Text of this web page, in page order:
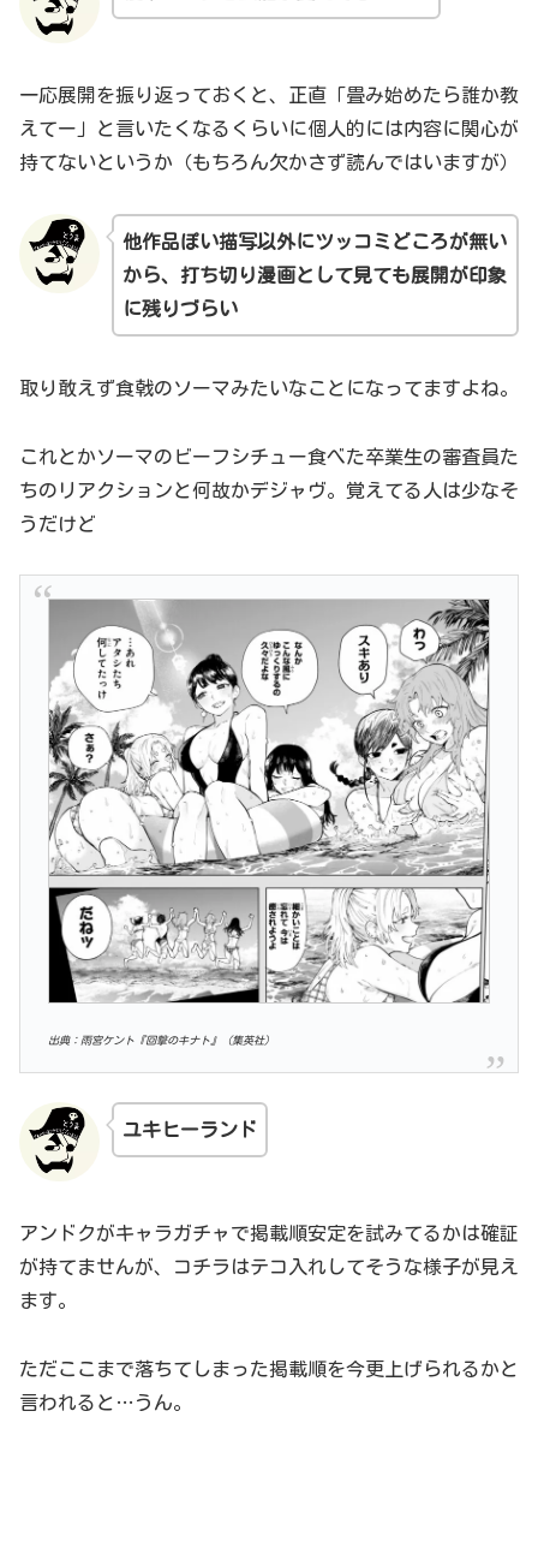
一応展開を振り返っておくと、正直「畳み始めたら誰か教
えてー」と言いたくなるくらいに個人的には内容に関心が
持てないというか（もちろん欠かさず読んではいますが）
他作品ぽい描写以外にツッコミどころが無い
から、 打ち切り漫画として見ても展開が印象
に残りづらい
取り敢えず食戟のソーマみたいなことになってますよね。
これとかソーマのビーフシチュー食べた卒業生の審査員た
ちのリアクションと何故かデジャヴ。覚えてる人は少なそ
うだけど
出典：雨宮ケント『回撃のキナト』（集英社）
ユキヒーランド
アンドクがキャラガチャで掲載順安定を試みてるかは確証
が持てませんが、コチラはテコ入れしてそうな様子が見え
ます。
ただここまで落ちてしまった掲載順を今更上げられるかと
言われると…うん。